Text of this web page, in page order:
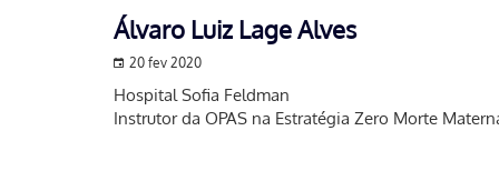
Álvaro Luiz Lage Alves
20 fev 2020
Hospital Sofia Feldman
Instrutor da OPAS na Estratégia Zero Morte